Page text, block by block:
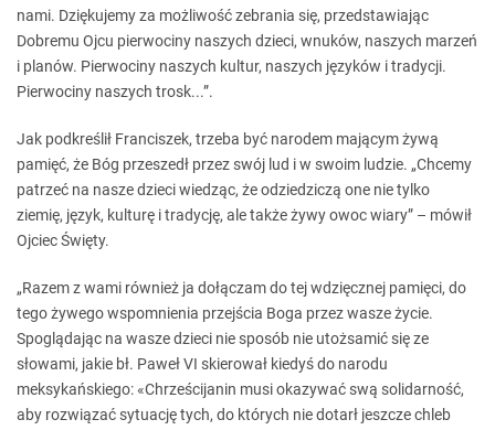
nami. Dziękujemy za możliwość zebrania się, przedstawiając
Dobremu Ojcu pierwociny naszych dzieci, wnuków, naszych marzeń
i planów. Pierwociny naszych kultur, naszych języków i tradycji.
Pierwociny naszych trosk...”.
Jak podkreślił Franciszek, trzeba być narodem mającym żywą
pamięć, że Bóg przeszedł przez swój lud i w swoim ludzie. „Chcemy
patrzeć na nasze dzieci wiedząc, że odziedziczą one nie tylko
ziemię, język, kulturę i tradycję, ale także żywy owoc wiary” – mówił
Ojciec Święty.
„Razem z wami również ja dołączam do tej wdzięcznej pamięci, do
tego żywego wspomnienia przejścia Boga przez wasze życie.
Spoglądając na wasze dzieci nie sposób nie utożsamić się ze
słowami, jakie bł. Paweł VI skierował kiedyś do narodu
meksykańskiego: «Chrześcijanin musi okazywać swą solidarność,
aby rozwiązać sytuację tych, do których nie dotarł jeszcze chleb